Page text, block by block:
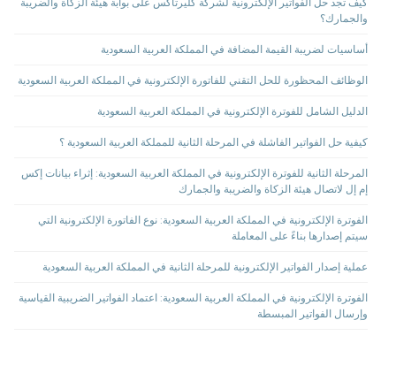
كيف تجد حل الفواتير الإلكترونية لشركة كليرتاكس على بوابة هيئة الزكاة والضريبة
والجمارك؟
أساسيات لضريبة القيمة المضافة في المملكة العربية السعودية
الوظائف المحظورة للحل التقني للفاتورة الإلكترونية في المملكة العربية السعودية
الدليل الشامل للفوترة الإلكترونية في المملكة العربية السعودية
كيفية حل الفواتير الفاشلة في المرحلة الثانية للمملكة العربية السعودية ؟
المرحلة الثانية للفوترة الإلكترونية في المملكة العربية السعودية: إثراء بيانات إكس
إم إل لاتصال هيئة الزكاة والضريبة والجمارك
الفوترة الإلكترونية في المملكة العربية السعودية: نوع الفاتورة الإلكترونية التي
سيتم إصدارها بناءً على المعاملة
عملية إصدار الفواتير الإلكترونية للمرحلة الثانية في المملكة العربية السعودية
الفوترة الإلكترونية في المملكة العربية السعودية: اعتماد الفواتير الضريبية القياسية
وإرسال الفواتير المبسطة